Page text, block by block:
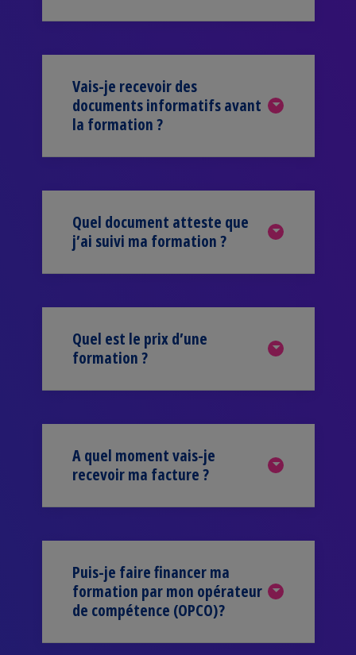
Vais-je recevoir des
documents informatifs avant
la formation ?
Quel document atteste que
j’ai suivi ma formation ?
Quel est le prix d’une
formation ?
A quel moment vais-je
recevoir ma facture ?
Puis-je faire financer ma
formation par mon opérateur
de compétence (OPCO)?